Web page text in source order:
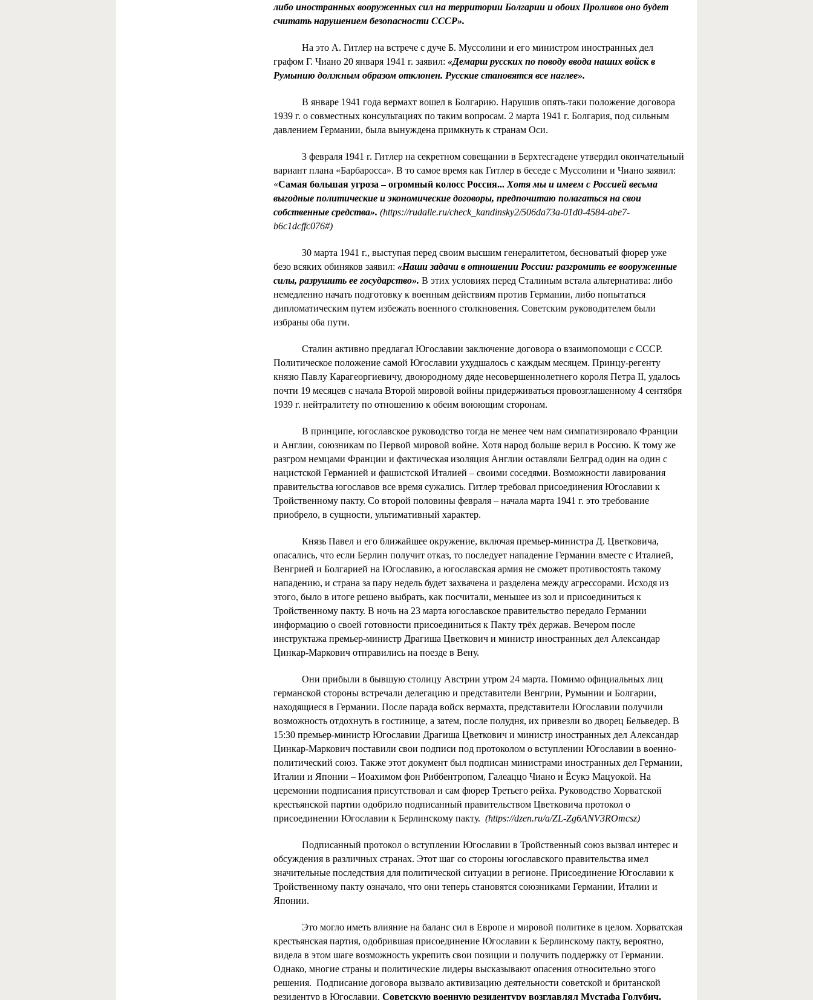
либо иностранных вооруженных сил на территории Болгарии и обоих Проливов оно будет
считать нарушением безопасности СССР».
На это А. Гитлер на встрече с дуче Б. Муссолини и его министром иностранных дел
графом Г. Чиано 20 января 1941 г. заявил: «Демарш русских по поводу ввода наших войск в
Румынию должным образом отклонен. Русские становятся все наглее».
В январе 1941 года вермахт вошел в Болгарию. Нарушив опять-таки положение договора
1939 г. о совместных консультациях по таким вопросам. 2 марта 1941 г. Болгария, под сильным
давлением Германии, была вынуждена примкнуть к странам Оси.
3 февраля 1941 г. Гитлер на секретном совещании в Берхтесгадене утвердил окончательный
вариант плана «Барбаросса». В то самое время как Гитлер в беседе с Муссолини и Чиано заявил:
«Самая большая угроза – огромный колосс Россия... Хотя мы и имеем с Россией весьма
выгодные политические и экономические договоры, предпочитаю полагаться на свои
собственные средства». (https://rudalle.ru/check_kandinsky2/506da73a-01d0-4584-abe7-
b6c1dcffc076#)
30 марта 1941 г., выступая перед своим высшим генералитетом, бесноватый фюрер уже
безо всяких обиняков заявил: «Наши задачи в отношении России: разгромить ее вооруженные
силы, разрушить ее государство». В этих условиях перед Сталиным встала альтернатива: либо
немедленно начать подготовку к военным действиям против Германии, либо попытаться
дипломатическим путем избежать военного столкновения. Советским руководителем были
избраны оба пути.
Сталин активно предлагал Югославии заключение договора о взаимопомощи с СССР.
Политическое положение самой Югославии ухудшалось с каждым месяцем. Принцу-регенту
князю Павлу Карагеоргиевичу, двоюродному дяде несовершеннолетнего короля Петра II, удалось
почти 19 месяцев с начала Второй мировой войны придерживаться провозглашенному 4 сентября
1939 г. нейтралитету по отношению к обеим воюющим сторонам.
В принципе, югославское руководство тогда не менее чем нам симпатизировало Франции
и Англии, союзникам по Первой мировой войне. Хотя народ больше верил в Россию. К тому же
разгром немцами Франции и фактическая изоляция Англии оставляли Белград один на один с
нацистской Германией и фашистской Италией – своими соседями. Возможности лавирования
правительства югославов все время сужались. Гитлер требовал присоединения Югославии к
Тройственному пакту. Со второй половины февраля – начала марта 1941 г. это требование
приобрело, в сущности, ультимативный характер.
Князь Павел и его ближайшее окружение, включая премьер-министра Д. Цветковича,
опасались, что если Берлин получит отказ, то последует нападение Германии вместе с Италией,
Венгрией и Болгарией на Югославию, а югославская армия не сможет противостоять такому
нападению, и страна за пару недель будет захвачена и разделена между агрессорами. Исходя из
этого, было в итоге решено выбрать, как посчитали, меньшее из зол и присоединиться к
Тройственному пакту. В ночь на 23 марта югославское правительство передало Германии
информацию о своей готовности присоединиться к Пакту трёх держав. Вечером после
инструктажа премьер-министр Драгиша Цветкович и министр иностранных дел Александар
Цинкар-Маркович отправились на поезде в Вену.
Они прибыли в бывшую столицу Австрии утром 24 марта. Помимо официальных лиц
германской стороны встречали делегацию и представители Венгрии, Румынии и Болгарии,
находящиеся в Германии. После парада войск вермахта, представители Югославии получили
возможность отдохнуть в гостинице, а затем, после полудня, их привезли во дворец Бельведер. В
15:30 премьер-министр Югославии Драгиша Цветкович и министр иностранных дел Александар
Цинкар-Маркович поставили свои подписи под протоколом о вступлении Югославии в военно-
политический союз. Также этот документ был подписан министрами иностранных дел Германии,
Италии и Японии – Иоахимом фон Риббентропом, Галеаццо Чиано и Ёсукэ Мацуокой. На
церемонии подписания присутствовал и сам фюрер Третьего рейха. Руководство Хорватской
крестьянской партии одобрило подписанный правительством Цветковича протокол о
присоединении Югославии к Берлинскому пакту. (https://dzen.ru/a/ZL-Zg6ANV3ROmcsz)
Подписанный протокол о вступлении Югославии в Тройственный союз вызвал интерес и
обсуждения в различных странах. Этот шаг со стороны югославского правительства имел
значительные последствия для политической ситуации в регионе. Присоединение Югославии к
Тройственному пакту означало, что они теперь становятся союзниками Германии, Италии и
Японии.
Это могло иметь влияние на баланс сил в Европе и мировой политике в целом. Хорватская
крестьянская партия, одобрившая присоединение Югославии к Берлинскому пакту, вероятно,
видела в этом шаге возможность укрепить свои позиции и получить поддержку от Германии.
Однако, многие страны и политические лидеры высказывают опасения относительно этого
решения. Подписание договора вызвало активизацию деятельности советской и британской
резидентур в Югославии. Советскую военную резидентуру возглавлял Мустафа Голубич.